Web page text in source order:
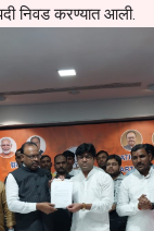
निवड करण्यात आली.